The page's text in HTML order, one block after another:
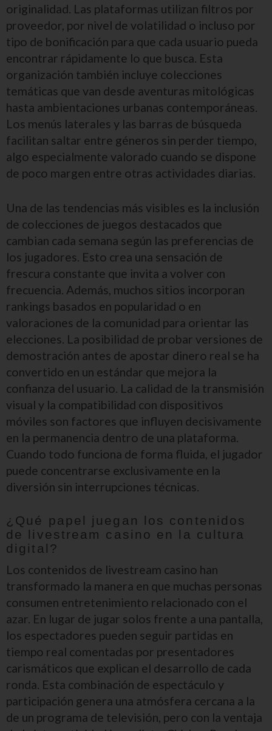
originalidad. Las plataformas utilizan filtros por
proveedor, por nivel de volatilidad o incluso por
tipo de bonificación para que cada usuario pueda
encontrar rápidamente lo que busca. Esta
organización también incluye colecciones
temáticas que van desde aventuras mitológicas
hasta ambientaciones urbanas contemporáneas.
Los menús laterales y las barras de búsqueda
facilitan saltar entre géneros sin perder tiempo,
algo especialmente valorado cuando se dispone
de poco margen entre otras actividades diarias.
Una de las tendencias más visibles es la inclusión
de colecciones de juegos destacados que
cambian cada semana según las preferencias de
los jugadores. Esto crea una sensación de
frescura constante que invita a volver con
frecuencia. Además, muchos sitios incorporan
rankings basados en popularidad o en
valoraciones de la comunidad para orientar las
elecciones. La posibilidad de probar versiones de
demostración antes de apostar dinero real se ha
convertido en un estándar que mejora la
confianza del usuario. La calidad de la transmisión
visual y la compatibilidad con dispositivos
móviles son factores que influyen decisivamente
en la permanencia dentro de una plataforma.
Cuando todo funciona de forma fluida, el jugador
puede concentrarse exclusivamente en la
diversión sin interrupciones técnicas.
¿Qué papel juegan los contenidos
de livestream casino en la cultura
digital?
Los contenidos de livestream casino han
transformado la manera en que muchas personas
consumen entretenimiento relacionado con el
azar. En lugar de jugar solos frente a una pantalla,
los espectadores pueden seguir partidas en
tiempo real comentadas por presentadores
carismáticos que explican el desarrollo de cada
ronda. Esta combinación de espectáculo y
participación genera una atmósfera cercana a la
de un programa de televisión, pero con la ventaja